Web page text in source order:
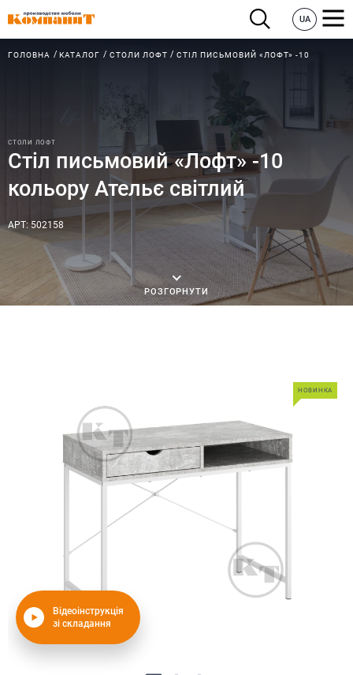
UA
ГОЛОВНА КАТАЛОГ СТОЛИ ЛОФТ СТІЛ ПИСЬМОВИЙ «ЛОФТ» -10
СТОЛИ ЛОФТ
Стіл письмовий «Лофт» -10
кольору Ательє світлий
АРТ: 502158
РОЗГОРНУТИ
Відеоінструкція
зі складання
НОВИНКА